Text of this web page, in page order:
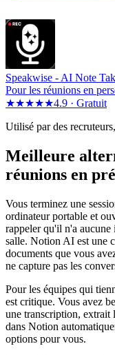
Speakwise - AI Note
Pour les réunions en
★★★★★4.9 · Gratuit
Utilisé par des
Meilleure
réunions en
Vous terminez une
ordinateur portable et
rappeler qu'il n'a aucune
salle. Notion AI est une
documents que vous
ne capture pas les
Pour les équipes qui
est critique. Vous avez
une transcription, extrait
dans Notion
options pour vous.